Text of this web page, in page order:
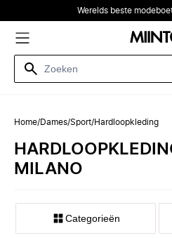
Werelds beste
Home/Dames/Sport/Hardloopkleding
MILANO
Categorieën